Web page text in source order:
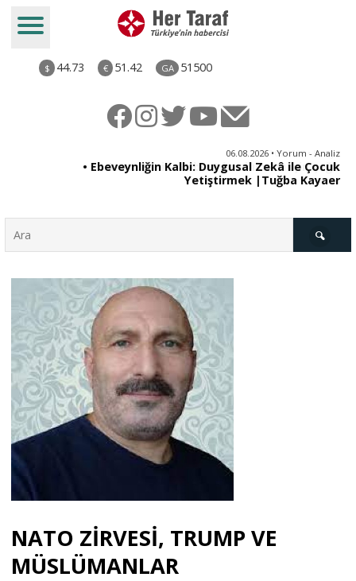
$ 44.73 € 51.42 GA 51500
06.08.2026 • Yorum - Analiz
• Ebeveynliğin Kalbi: Duygusal Zekâ ile Çocuk
Yetiştirmek |Tuğba Kayaer
Türkiye
Derkenar
Sivil Toplum
Kültür - Sanat
Ekonomi
Dünya
NATO ZİRVESİ, TRUMP VE
MÜSLÜMANLAR